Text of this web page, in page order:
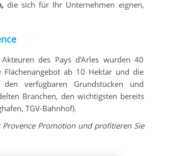
die sich für Ihr Unternehmen eignen,
des Pays d'Arles wurden 40
ab 10 Hektar und die
verfügbaren Grundstücken und
Branchen, den wichtigsten bereits
TGV-Bahnhof).
Promotion und profitieren Sie